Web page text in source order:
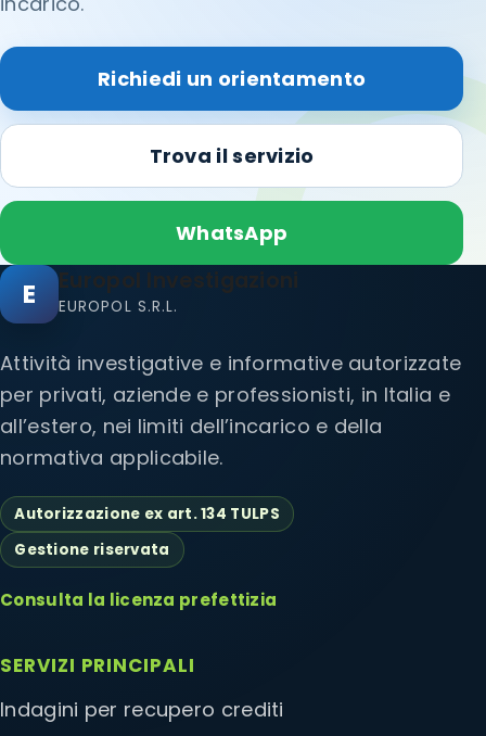
Richiedi un orientamento
Trova il servizio
WhatsApp
E Europol Investigazioni
EUROPOL S.R.L.
Attività investigative e informative autorizzate
per privati, aziende e professionisti, in Italia e
all’estero, nei limiti dell’incarico e della
normativa applicabile.
Autorizzazione ex art. 134 TULPS
Gestione riservata
Consulta la licenza prefettizia
SERVIZI PRINCIPALI
Indagini per recupero crediti